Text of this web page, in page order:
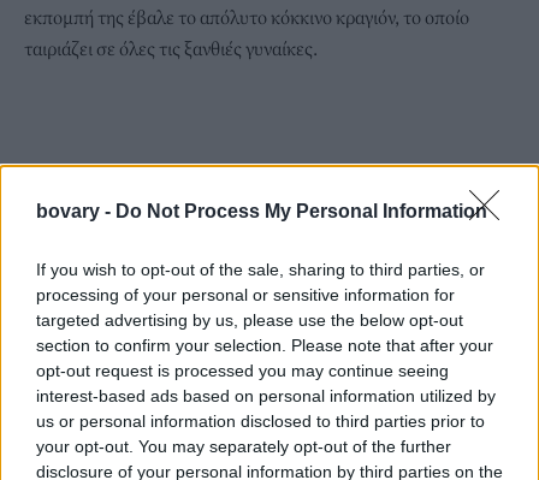
bovary - Do Not Process My Personal Information
If you wish to opt-out of the sale, sharing to third parties, or
processing of your personal or sensitive information for
targeted advertising by us, please use the below opt-out
section to confirm your selection. Please note that after your
opt-out request is processed you may continue seeing
interest-based ads based on personal information utilized by
us or personal information disclosed to third parties prior to
your opt-out. You may separately opt-out of the further
disclosure of your personal information by third parties on the
εκπομπή της έβαλε το απόλυτο κόκκινο κραγιόν, το οποίο
ταιριάζει σε όλες τις ξανθιές γυναίκες.